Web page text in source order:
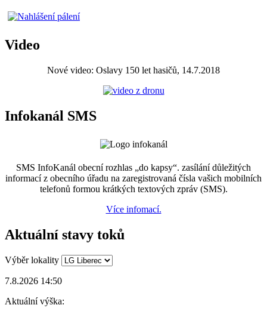
Video
Nové video: Oslavy 150 let hasičů, 14.7.2018
Infokanál SMS
SMS InfoKanál obecní rozhlas „do kapsy“. zasílání důležitých
informací z obecního úřadu na zaregistrovaná čísla vašich mobilních
telefonů formou krátkých textových zpráv (SMS).
Více infomací.
Aktuální stavy toků
Výběr lokality
7.8.2026 14:50
Aktuální výška: